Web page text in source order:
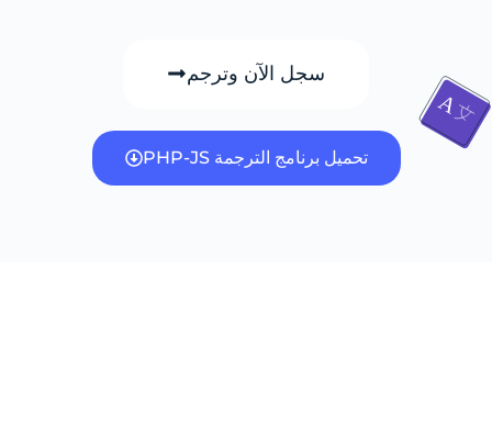
سجل الآن وترجم
تحميل برنامج الترجمة PHP-JS